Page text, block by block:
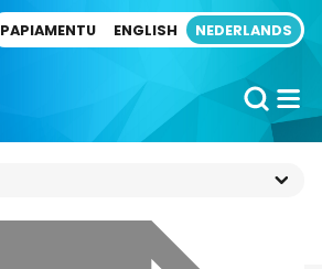
PAPIAMENTU ENGLISH NEDERLANDS